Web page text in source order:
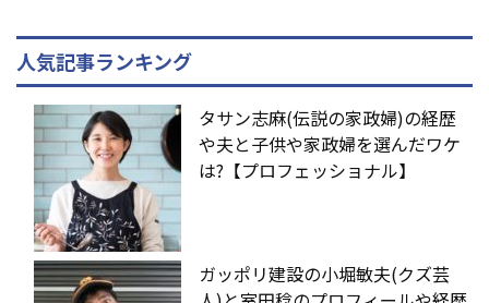
人気記事ランキング
タサン志麻(伝説の家政婦)の経歴
や夫と子供や家政婦を選んだワケ
は?【プロフェッショナル】
ガッポリ建設の小堀敏夫(クズ芸